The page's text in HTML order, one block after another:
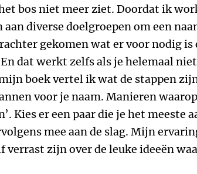
bos niet meer ziet. Doordat ik
aan diverse doelgroepen om een
gekomen wat er voor nodig is
dat werkt zelfs als je helemaal
boek vertel ik wat de stappen
voor je naam. Manieren
Kies er een paar die je het meeste
mee aan de slag. Mijn
verrast zijn over de leuke ideeën